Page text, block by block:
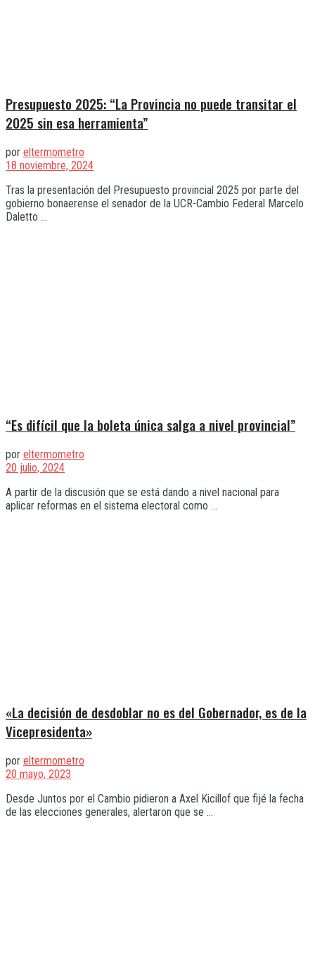
Presupuesto 2025: “La Provincia no puede transitar el
2025 sin esa herramienta”
por eltermometro
18 noviembre, 2024
Tras la presentación del Presupuesto provincial 2025 por parte del
gobierno bonaerense el senador de la UCR-Cambio Federal Marcelo
Daletto ...
“Es difícil que la boleta única salga a nivel provincial”
por eltermometro
20 julio, 2024
A partir de la discusión que se está dando a nivel nacional para
aplicar reformas en el sistema electoral como ...
«La decisión de desdoblar no es del Gobernador, es de la
Vicepresidenta»
por eltermometro
20 mayo, 2023
Desde Juntos por el Cambio pidieron a Axel Kicillof que fijé la fecha
de las elecciones generales, alertaron que se ...